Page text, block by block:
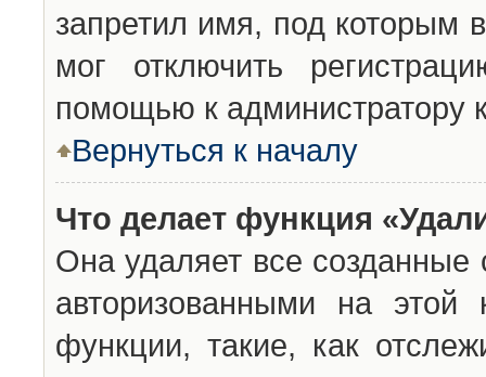
запретил имя, под которым
мог отключить
помощью к администратору
Вернуться к началу
Что делает функция
Она удаляет все созданные
авторизованными на
функции, такие, как